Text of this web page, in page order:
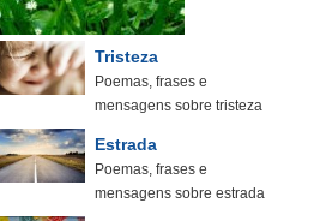
Tristeza
Poemas, frases e
mensagens sobre tristeza
Estrada
Poemas, frases e
mensagens sobre estrada